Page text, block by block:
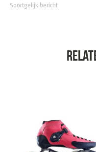
Soortgelijk bericht